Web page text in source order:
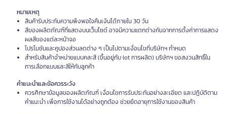
หมายเหตุ
สินค้ารับประกันความพึงพอใจคืนเงินได้ภายใน 30 วัน
สีของผลิตภัณฑ์ที่แสดงบนเว็บไซต์ อาจมีความแตกต่างกันจากการตั้งค่าการแสดง
ผลสีของแต่ละหน้าจอ
โปรโมชันและคูปองส่วนลดต่าง ๆ เป็นไปตามเงื่อนไขที่บริษัทฯ กำหนด
สำหรับสินค้าจำหน่ายแบบคละสี (ขึ้นอยู่กับ lot การผลิต) บริษัทฯ ขอสงวนสิทธิ์ใน
การเลือกแบบและสีให้กับลูกค้า
คำแนะนำและข้อควรระวัง
ควรศึกษาข้อมูลของผลิตภัณฑ์ เงื่อนไขการรับประกันอย่างละเอียด และปฏิบัติตาม
คำแนะนำ เพื่อการใช้งานได้อย่างถูกต้อง ช่วยยืดอายุการใช้งานของสินค้า